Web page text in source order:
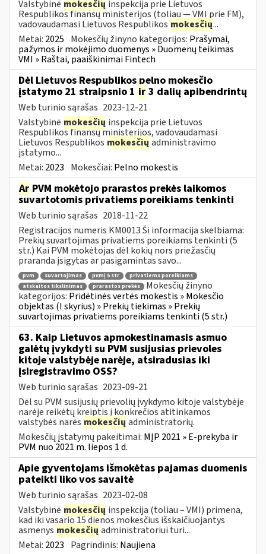
Valstybinė mokesčių inspekcija prie Lietuvos
Respublikos finansų ministerijos (toliau — VMI prie FM),
vadovaudamasi Lietuvos Respublikos mokesčių...
Metai: 2025 Mokesčių žinyno kategorijos: Prašymai,
pažymos ir mokėjimo duomenys » Duomenų teikimas
VMI » Raštai, paaiškinimai Fintech
Dėl Lietuvos Respublikos pelno mokesčio
įstatymo 21 straipsnio 1 ir 3 dalių apibendrintų
Web turinio sąrašas 2023-12-21
Valstybinė mokesčių inspekcija prie Lietuvos
Respublikos finansų ministerijos, vadovaudamasi
Lietuvos Respublikos mokesčių administravimo
įstatymo...
Metai: 2023 Mokesčiai: Pelno mokestis
Ar PVM mokėtojo prarastos prekės laikomos
suvartotomis privatiems poreikiams tenkinti
Web turinio sąrašas 2018-11-22
Registracijos numeris KM0013 Ši informacija skelbiama:
Prekių suvartojimas privatiems poreikiams tenkinti (5
str.) Kai PVM mokėtojas dėl kokių nors priežasčių
praranda įsigytas ar pasigamintas savo...
pvm suvartojimas pvmį 5 str
privatiems poreikiams
atskaitos tikslinimas
prarastos prekės
Mokesčių žinyno
kategorijos: Pridėtinės vertės mokestis » Mokesčio
objektas (I skyrius) » Prekių tiekimas » Prekių
suvartojimas privatiems poreikiams tenkinti (5 str.)
63. Kaip Lietuvos apmokestinamasis asmuo
galėtų įvykdyti su PVM susijusias prievoles
kitoje valstybėje narėje, atsiradusias iki
įsiregistravimo OSS?
Web turinio sąrašas 2023-09-21
Dėl su PVM susijusių prievolių įvykdymo kitoje valstybėje
narėje reikėtų kreiptis į konkrečios atitinkamos
valstybės narės mokesčių administratorių.
Mokesčių įstatymų pakeitimai: MĮP 2021 » E-prekyba ir
PVM nuo 2021 m. liepos 1 d.
Apie gyventojams išmokėtas pajamas duomenis
pateikti liko vos savaitė
Web turinio sąrašas 2023-02-08
Valstybinė mokesčių inspekcija (toliau – VMI) primena,
kad iki vasario 15 dienos mokesčius išskaičiuojantys
asmenys mokesčių administratoriui turi...
Metai: 2023 Pagrindinis: Naujiena